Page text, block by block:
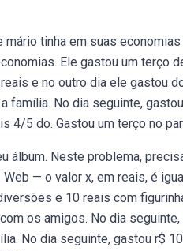
tinha em suas
Ele gastou um terço
e no outro dia ele gastou
No dia seguinte,
4/5 do. Gastou um terço no
álbum. Neste problema,
— o valor x, em reais, é
e 10 reais com
os amigos. No dia
No dia seguinte, gastou r$